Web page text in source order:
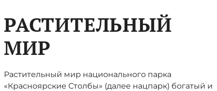
РАСТИТЕЛЬНЫЙ
МИР
Растительный мир национального парка
«Красноярские Столбы» (далее нацпарк) богатый и